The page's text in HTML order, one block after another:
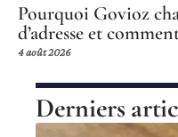
Pourquoi Govioz
d’adresse et
4 août 2026
Derniers